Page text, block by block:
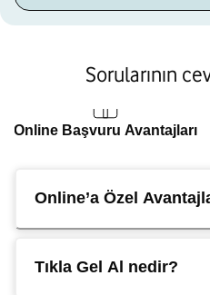
Sorularının
Online Başvuru Avantajları
Online’a Özel
Tıkla Gel Al nedir?